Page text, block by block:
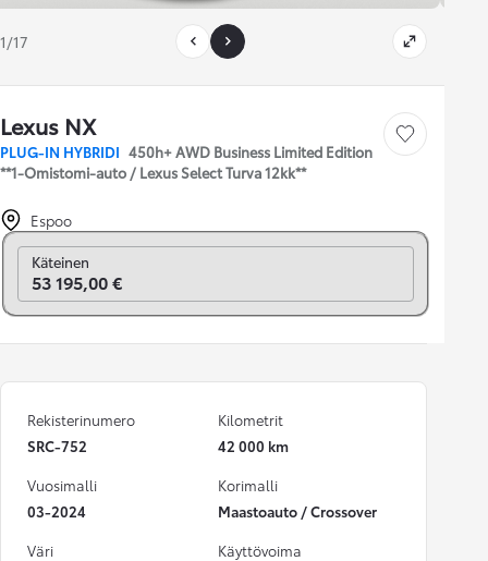
1/17
Lexus NX
PLUG-IN HYBRIDI 450h+ AWD Business Limited Edition
**1-Omistomi-auto / Lexus Select Turva 12kk**
Tallenna auto
Espoo
Vaihda rahoitukseen
Käteinen
53 195,00 €
Rekisterinumero
SRC-752
Kilometrit
42 000 km
Vuosimalli
03-2024
Korimalli
Maastoauto / Crossover
Väri
Käyttövoima